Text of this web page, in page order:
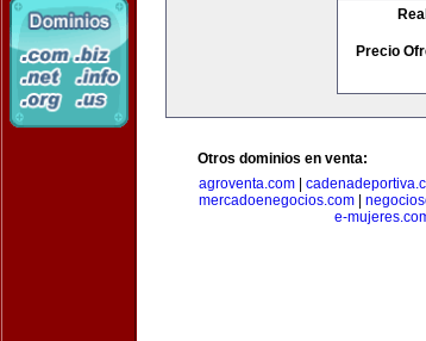
Precio
Otros dominios en venta:
agroventa.com
mercadoenegocios.com
e-